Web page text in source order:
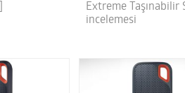
Extreme Taşınabilir
incelemesi